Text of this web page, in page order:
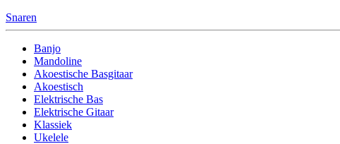
Snaren
Banjo
Mandoline
Akoestische Basgitaar
Akoestisch
Elektrische Bas
Elektrische Gitaar
Klassiek
Ukelele